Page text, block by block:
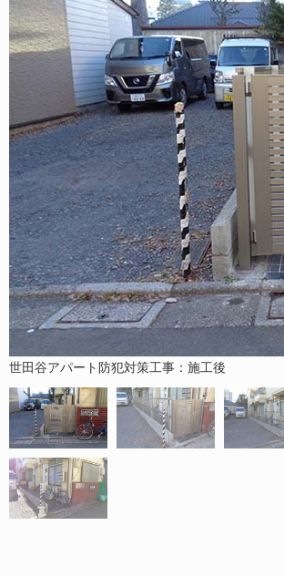
世田谷アパート防犯対策工事：施工後